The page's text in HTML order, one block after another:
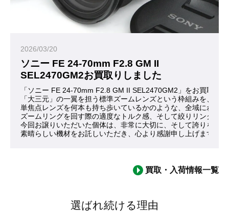
2026/03/20
ソニー FE 24-70mm F2.8 GM II
SEL2470GM2お買取りしました
「ソニー FE 24-70mm F2.8 GM II SEL2470GM2」をお買取り
「大三元」の一翼を担う標準ズームレンズという枠組みを、
単焦点レンズを何本も持ち歩いているかのような、全域にわた
ズームリングを回す際の適度なトルク感、そして絞りリングが
今回お譲りいただいた個体は、非常に大切に、そして誇りを持
素晴らしい機材をお託しいただき、心より感謝申し上げます。
買取・入荷情報一覧
選ばれ続ける理由